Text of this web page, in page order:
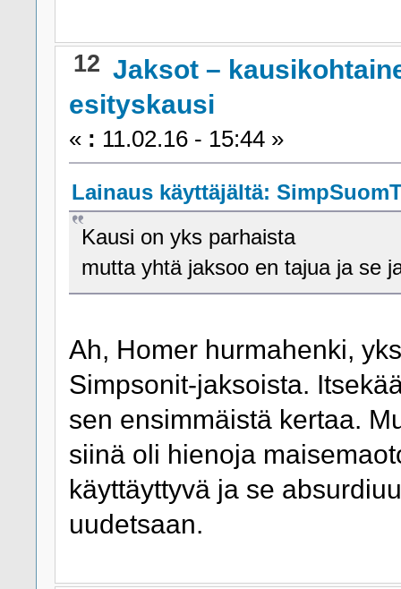
12 Jaksot –
esityskausi
« : 11.02.16 - 15:44 »
Lainaus käyttäjältä:
Kausi on yks parhaista
mutta yhtä jaksoo en tajua ja se
Ah, Homer hurmahenki,
Simpsonit-jaksoista.
sen ensimmäistä kertaa.
siinä oli hienoja
käyttäyttyvä ja se
uudetsaan.